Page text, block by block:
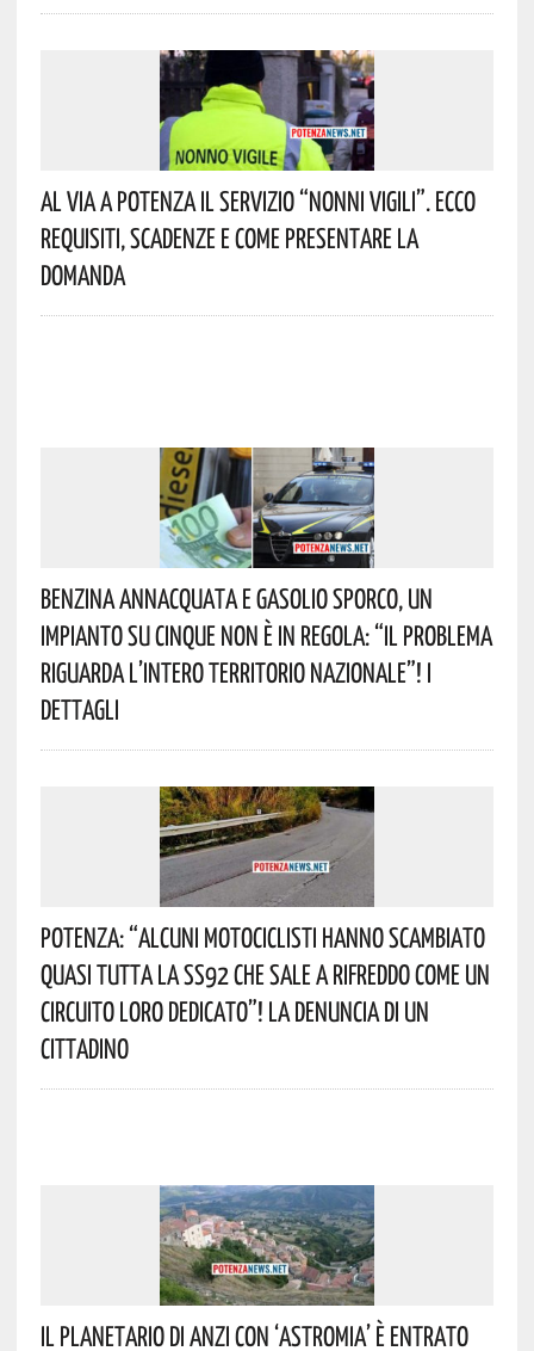
Al Via A Potenza Il Servizio “Nonni Vigili”. Ecco
Requisiti, Scadenze E Come Presentare La
Domanda
Benzina Annacquata E Gasolio Sporco, Un
Impianto Su Cinque Non È In Regola: “il Problema
Riguarda L’intero Territorio Nazionale”! I
Dettagli
Potenza: “alcuni Motociclisti Hanno Scambiato
Quasi Tutta La SS92 Che Sale A Rifreddo Come Un
Circuito Loro Dedicato”! La Denuncia Di Un
Cittadino
Il Planetario Di Anzi Con ‘Astromia’ È Entrato